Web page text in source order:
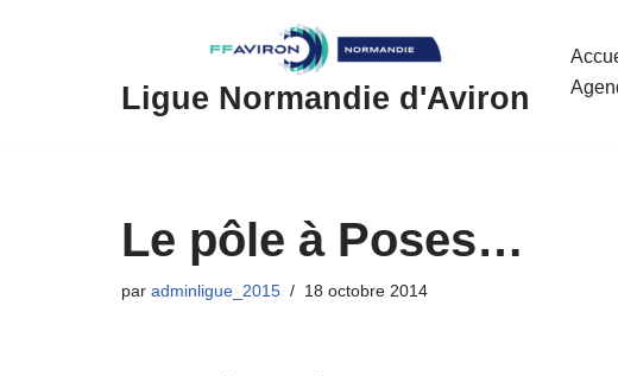
Ligue Normandie d'Aviron
Le pôle à Poses…
par adminligue_2015 18 octobre 2014